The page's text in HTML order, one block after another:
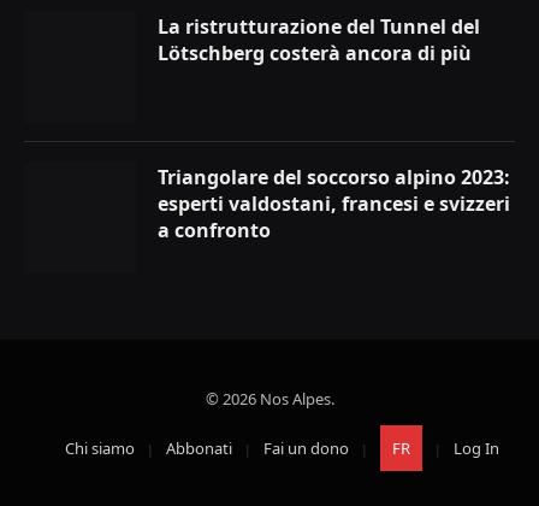
La ristrutturazione del Tunnel del
Lötschberg costerà ancora di più
Triangolare del soccorso alpino 2023:
esperti valdostani, francesi e svizzeri
a confronto
© 2026 Nos Alpes.
Chi siamo Abbonati Fai un dono FR Log In